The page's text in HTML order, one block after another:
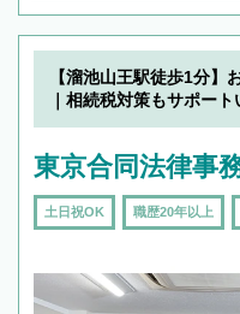
【溜池山王駅徒歩1分】
｜相続税対策もサポー
東京合同法律事
土日祝OK 職歴20年以上